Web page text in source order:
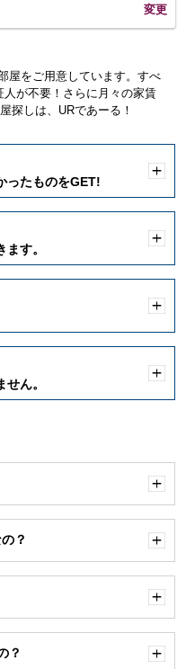
変更
屋をご用意しています。すべ
が不要！さらに月々の家賃
探しは、URであーる！
ったものをGET!
く
す。
く
く
ん。
く
く
？
く
く
？